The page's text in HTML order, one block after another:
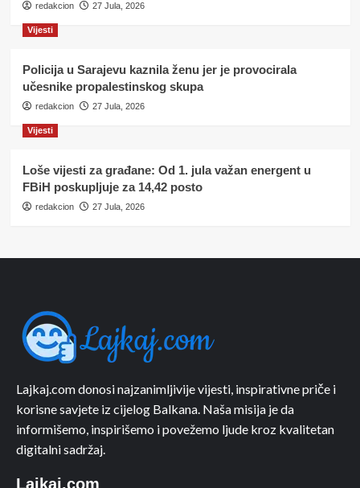
redakcion 27 Jula, 2026
Vijesti
Policija u Sarajevu kaznila ženu jer je provocirala
učesnike propalestinskog skupa
redakcion 27 Jula, 2026
Vijesti
Loše vijesti za građane: Od 1. jula važan energent u
FBiH poskupljuje za 14,42 posto
redakcion 27 Jula, 2026
Lajkaj.com donosi najzanimljivije vijesti, inspirativne priče i
korisne savjete iz cijelog Balkana. Naša misija je da
informišemo, inspirišemo i povežemo ljude kroz kvalitetan
digitalni sadržaj.
Lajkaj.com